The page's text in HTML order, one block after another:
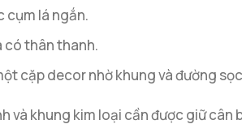
cụm lá ngắn.
có thân thanh.
cặp decor nhờ khung và đường
và khung kim loại cần được giữ cân